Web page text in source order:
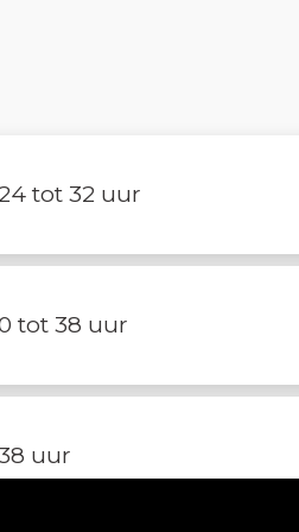
tot 32 uur
tot 38 uur
uur